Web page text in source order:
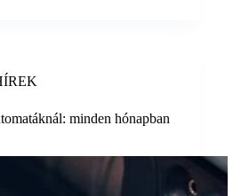
minden hónapban